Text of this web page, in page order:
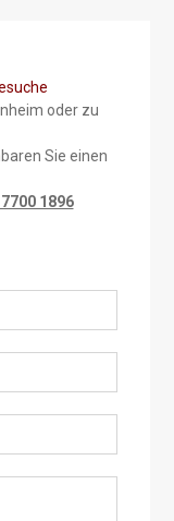
oder zu
Sie einen
1896